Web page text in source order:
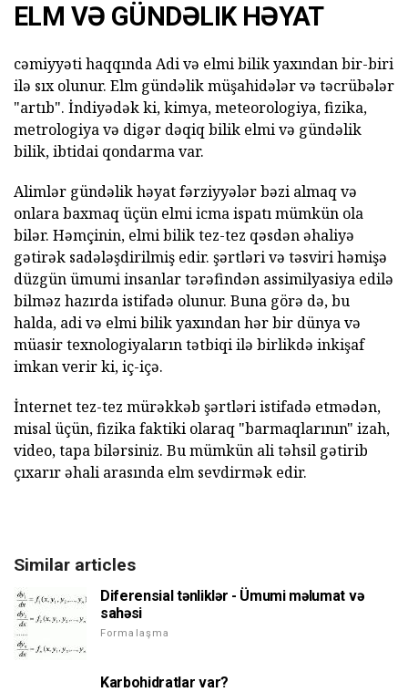
ELM VƏ GÜNDƏLIK HƏYAT
cəmiyyəti haqqında Adi və elmi bilik yaxından bir-biri
ilə sıx olunur. Elm gündəlik müşahidələr və təcrübələr
"artıb". İndiyədək ki, kimya, meteorologiya, fizika,
metrologiya və digər dəqiq bilik elmi və gündəlik
bilik, ibtidai qondarma var.
Alimlər gündəlik həyat fərziyyələr bəzi almaq və
onlara baxmaq üçün elmi icma ispatı mümkün ola
bilər. Həmçinin, elmi bilik tez-tez qəsdən əhaliyə
gətirək sadələşdirilmiş edir. şərtləri və təsviri həmişə
düzgün ümumi insanlar tərəfindən assimilyasiya edilə
bilməz hazırda istifadə olunur. Buna görə də, bu
halda, adi və elmi bilik yaxından hər bir dünya və
müasir texnologiyaların tətbiqi ilə birlikdə inkişaf
imkan verir ki, iç-içə.
İnternet tez-tez mürəkkəb şərtləri istifadə etmədən,
misal üçün, fizika faktiki olaraq "barmaqlarının" izah,
video, tapa bilərsiniz. Bu mümkün ali təhsil gətirib
çıxarır əhali arasında elm sevdirmək edir.
Similar articles
Diferensial tənliklər - Ümumi məlumat və
sahəsi
Formalaşma
Karbohidratlar var?